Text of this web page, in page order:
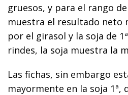
gruesos, y para el rango
muestra el resultado neto
por el girasol y la soja de
rindes, la soja muestra la
Las fichas, sin embargo
mayormente en la soja 1ª,